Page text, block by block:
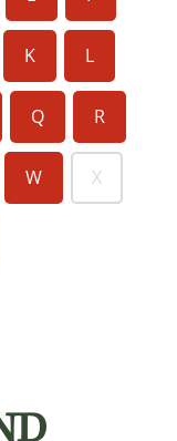
K L
Q R
W X